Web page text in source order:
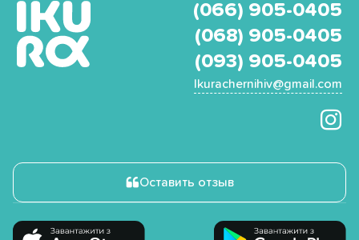
(066) 905-0405
(068) 905-0405
(093) 905-0405
Ikurachernihiv@gmail.com
Оставить отзыв